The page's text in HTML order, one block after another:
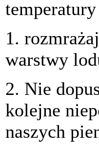
1.
warstwy
2. Nie
kolejne
naszych